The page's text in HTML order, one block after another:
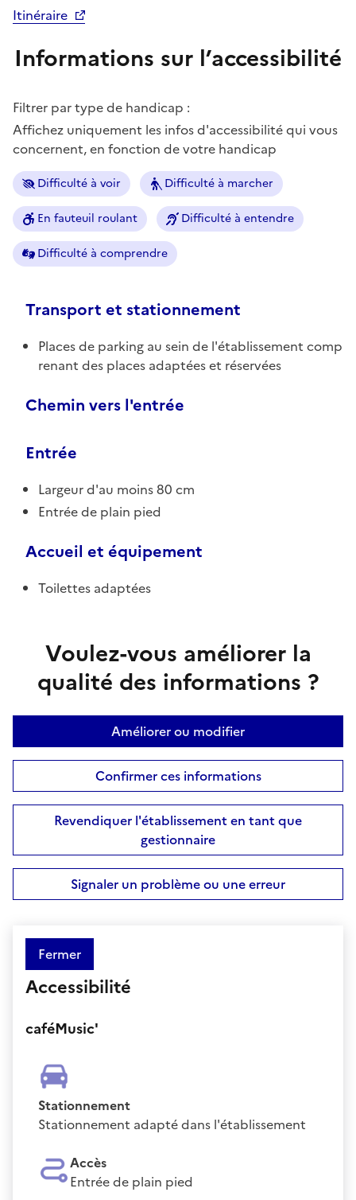
Itinéraire
Informations sur l’accessibilité
Filtrer par type de handicap :
Affichez uniquement les infos d'accessibilité qui vous
concernent, en fonction de votre handicap
Difficulté à voir Difficulté à marcher
En fauteuil roulant Difficulté à entendre
Difficulté à comprendre
Transport et stationnement
Places de parking au sein de l'établissement comp
renant des places adaptées et réservées
Chemin vers l'entrée
Entrée
Largeur d'au moins 80 cm
Entrée de plain pied
Accueil et équipement
Toilettes adaptées
Voulez-vous améliorer la
qualité des informations ?
Améliorer ou modifier
Confirmer ces informations
Revendiquer l'établissement en tant que
gestionnaire
Signaler un problème ou une erreur
Fermer
Accessibilité
caféMusic'
Stationnement
Stationnement adapté dans l'établissement
Accès
Entrée de plain pied